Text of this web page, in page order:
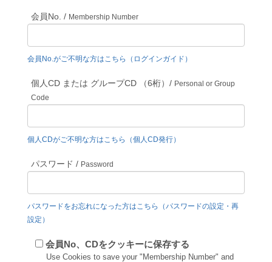
会員No. / Membership Number
会員No.がご不明な方はこちら（ログインガイド）
個人CD または グループCD （6桁）/ Personal or Group
Code
個人CDがご不明な方はこちら（個人CD発行）
パスワード / Password
パスワードをお忘れになった方はこちら（パスワードの設定・再
設定）
会員No、CDをクッキーに保存する
Use Cookies to save your "Membership Number" and